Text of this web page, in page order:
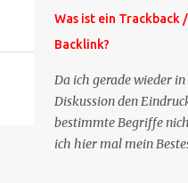
Weitere Mailangebote
auf meiner XING-Seite
im Blog. Die
mittelfristig aus der
Mail entfernen, da ich
Stelle pflegen muss.
Was ist ein Trackback
Backlink?
Da ich gerade wieder
Diskussion den
bestimmte Begriffe
ich hier mal mein